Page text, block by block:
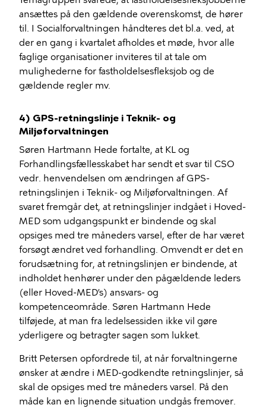
ansættes på den gældende overenskomst, de hører
til. I Socialforvaltningen håndteres det bl.a. ved, at
der en gang i kvartalet afholdes et møde, hvor alle
faglige organisationer inviteres til at tale om
mulighederne for fastholdelsesfleksjob og de
gældende regler mv.
4) GPS-retningslinje i Teknik- og
Miljøforvaltningen
Søren Hartmann Hede fortalte, at KL og
Forhandlingsfællesskabet har sendt et svar til CSO
vedr. henvendelsen om ændringen af GPS-
retningslinjen i Teknik- og Miljøforvaltningen. Af
svaret fremgår det, at retningslinjer indgået i Hoved-
MED som udgangspunkt er bindende og skal
opsiges med tre måneders varsel, efter de har været
forsøgt ændret ved forhandling. Omvendt er det en
forudsætning for, at retningslinjen er bindende, at
indholdet henhører under den pågældende leders
(eller Hoved-MED’s) ansvars- og
kompetenceområde. Søren Hartmann Hede
tilføjede, at man fra ledelsessiden ikke vil gøre
yderligere og betragter sagen som lukket.
Britt Petersen opfordrede til, at når forvaltningerne
ønsker at ændre i MED-godkendte retningslinjer, så
skal de opsiges med tre måneders varsel. På den
måde kan en lignende situation undgås fremover.